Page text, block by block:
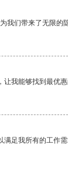
我们带来了无限的
我能够找到最优惠
足我所有的工作